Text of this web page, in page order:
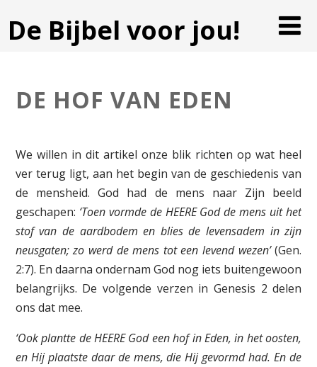
De Bijbel voor jou!
DE HOF VAN EDEN
We willen in dit artikel onze blik richten op wat heel
ver terug ligt, aan het begin van de geschiedenis van
de mensheid. God had de mens naar Zijn beeld
geschapen: ‘Toen vormde de HEERE God de mens uit het
stof van de aardbodem en blies de levensadem in zijn
neusgaten; zo werd de mens tot een levend wezen’(Gen.
2:7). En daarna ondernam God nog iets buitengewoon
belangrijks. De volgende verzen in Genesis 2 delen
ons dat mee.
‘Ook plantte de HEEREGod een hof in Eden, in het oosten,
en Hij plaatste daar de mens, die Hij gevormd had. En de